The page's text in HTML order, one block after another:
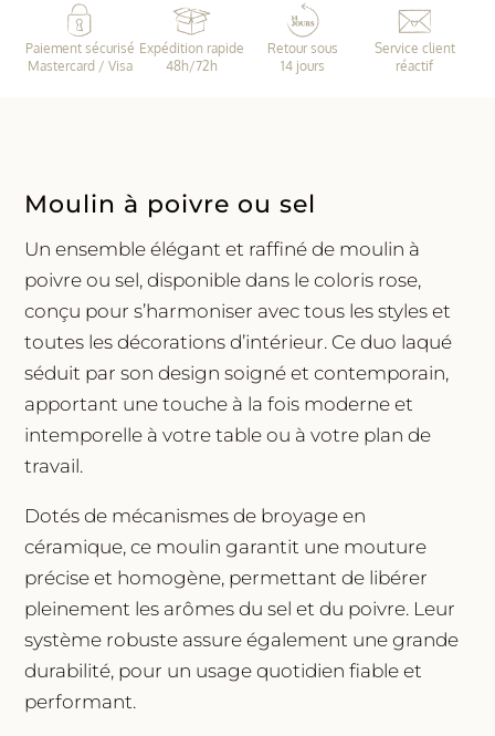
poivre
/Paiement sécurisé
Mastercard / Visa
Expédition rapide
48h/72h
Retour sous
14 jours
Service client
réactif
Moulin à poivre ou sel
Un ensemble élégant et raffiné de moulin à
poivre ou sel, disponible dans le coloris rose,
conçu pour s’harmoniser avec tous les styles et
toutes les décorations d’intérieur. Ce duo laqué
séduit par son design soigné et contemporain,
apportant une touche à la fois moderne et
intemporelle à votre table ou à votre plan de
travail.
Dotés de mécanismes de broyage en
céramique, ce moulin garantit une mouture
précise et homogène, permettant de libérer
pleinement les arômes du sel et du poivre. Leur
système robuste assure également une grande
durabilité, pour un usage quotidien fiable et
performant.